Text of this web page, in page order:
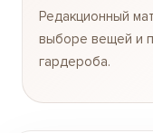
Редакционный
выборе вещей и
гардероба.